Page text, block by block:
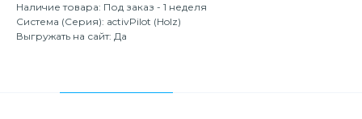
Наличие товара: Под заказ - 1 неделя
Система (Серия): activPilot (Holz)
Выгружать на сайт: Да